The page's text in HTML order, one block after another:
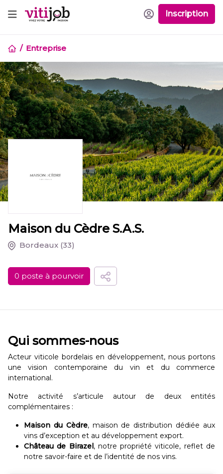
Inscription
Entreprise
Maison du Cèdre S.A.S.
Bordeaux (33)
0 poste à pourvoir
Qui sommes-nous
Acteur viticole bordelais en développement, nous portons
une vision contemporaine du vin et du commerce
international.
Notre activité s’articule autour de deux entités
complémentaires :
Maison du Cèdre, maison de distribution dédiée aux
vins d’exception et au développement export.
Château de Birazel, notre propriété viticole, reflet de
notre savoir-faire et de l’identité de nos vins.